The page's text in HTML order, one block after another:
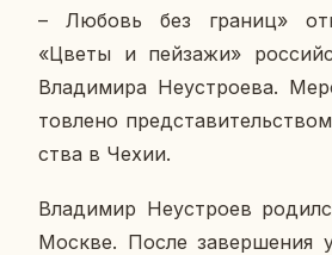
– Любовь без границ»
«Цветы и пей­за­жи»
Вла­ди­ми­ра Неустро­е­ва.
тов­ле­но
ства в Чехии.
Вла­ди­мир Неустро­ев
Москве. После